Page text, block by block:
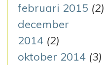
februari 2015 (2)
december
2014 (2)
oktober 2014 (3)